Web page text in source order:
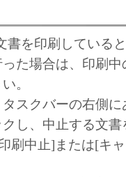
トウェア」を使用
コンピュータの使
件を遵守させると
負うことを条件と
(1)に基づいて「本
バックアップとし
複製することがで
に定める場合を除
書を印刷している
た場合は、印刷
。
スクバーの右側
し、中止する文
刷中止]または[キ